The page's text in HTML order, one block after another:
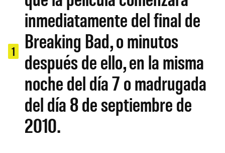
1
inmediatamente del final de
Breaking Bad, o minutos
después de ello, en la misma
noche del día 7 o madrugada
del día 8 de septiembre de
2010.